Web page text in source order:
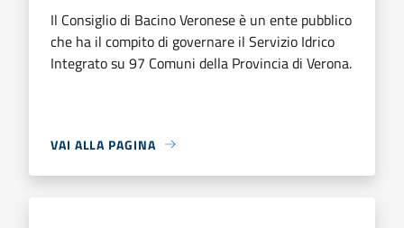
Il Consiglio di Bacino Veronese è un ente pubblico
che ha il compito di governare il Servizio Idrico
Integrato su 97 Comuni della Provincia di Verona.
VAI ALLA PAGINA